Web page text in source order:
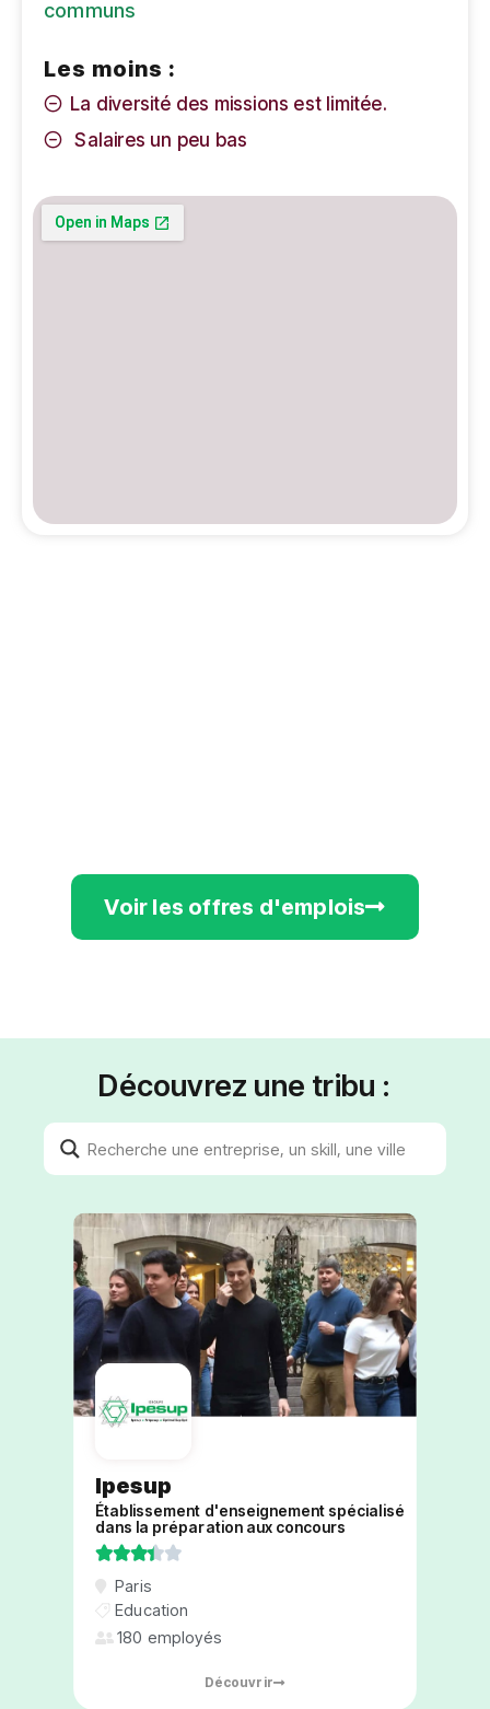
communs
Les moins :
La diversité des missions est limitée.
Salaires un peu bas
Voir les offres d'emplois
Découvrez une tribu :
Ipesup
Établissement d'enseignement spécialisé
dans la préparation aux concours

Paris
Education
180 employés
Découvrir